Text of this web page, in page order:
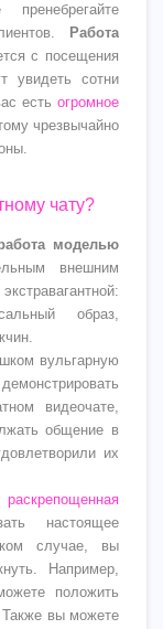
Работа
с посещения
увидеть сотни
есть огромное
чрезвычайно
чату?
моделью
внешним
образ,
вульгарную
видеочате,
общение в
их
раскрепощенная
настоящее
случае, вы
Например,
положить
Также вы можете